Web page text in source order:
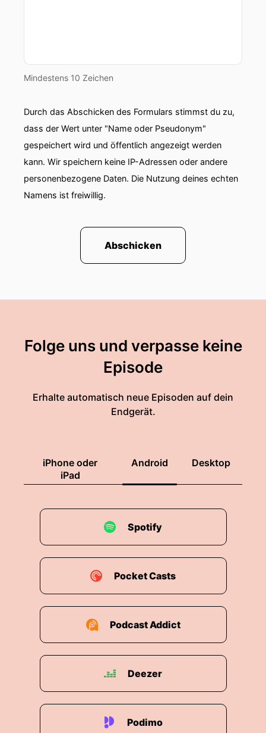
Mindestens 10 Zeichen
Durch das Abschicken des Formulars stimmst du zu,
dass der Wert unter "Name oder Pseudonym"
gespeichert wird und öffentlich angezeigt werden
kann. Wir speichern keine IP-Adressen oder andere
personenbezogene Daten. Die Nutzung deines echten
Namens ist freiwillig.
Abschicken
Folge uns und verpasse keine
Episode
Erhalte automatisch neue Episoden auf dein
Endgerät.
iPhone oder
iPad
Android Desktop
Spotify
Pocket Casts
Podcast Addict
Deezer
Podimo